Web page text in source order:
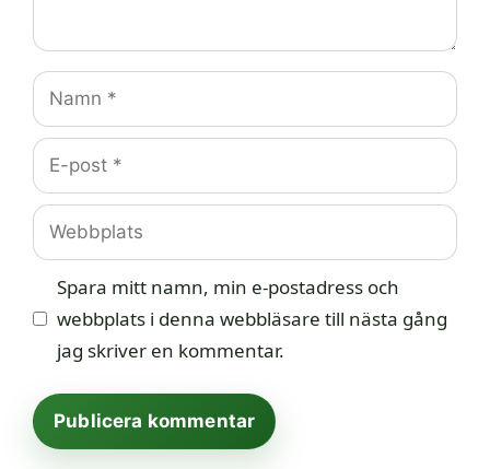
Namn
E-
post
Webbplats
Spara mitt namn, min e-postadress och
webbplats i denna webbläsare till nästa gång
jag skriver en kommentar.